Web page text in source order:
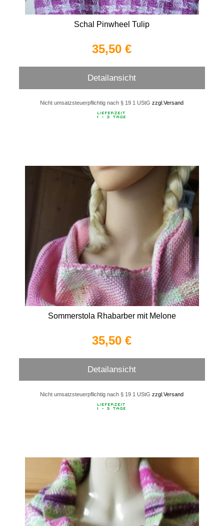
Schal Pinwheel Tulip
35,50 €
Detailansicht
Nicht umsatzsteuerpflichtig nach § 19 1 UStGzzgl.Versand
Sommerstola Rhabarber mit Melone
35,50 €
Detailansicht
Nicht umsatzsteuerpflichtig nach § 19 1 UStGzzgl.Versand